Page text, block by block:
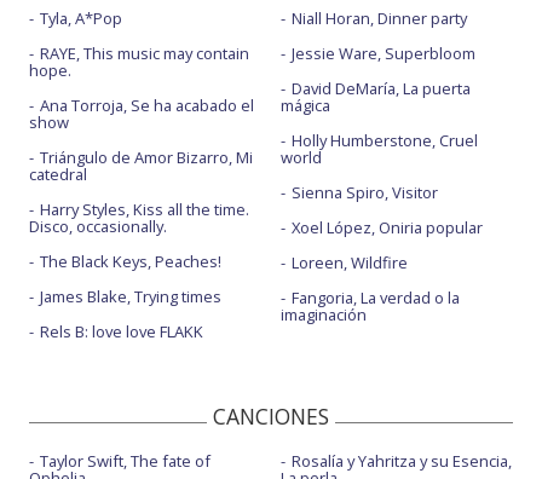
Tyla, A*Pop
RAYE, This music may contain
hope.
Ana Torroja, Se ha acabado el
show
Triángulo de Amor Bizarro, Mi
catedral
Harry Styles, Kiss all the time.
Disco, occasionally.
The Black Keys, Peaches!
James Blake, Trying times
Rels B: love love FLAKK
Niall Horan, Dinner party
Jessie Ware, Superbloom
David DeMaría, La puerta
mágica
Holly Humberstone, Cruel
world
Sienna Spiro, Visitor
Xoel López, Oniria popular
Loreen, Wildfire
Fangoria, La verdad o la
imaginación
CANCIONES
Taylor Swift, The fate of Rosalía y Yahritza y su Esencia,